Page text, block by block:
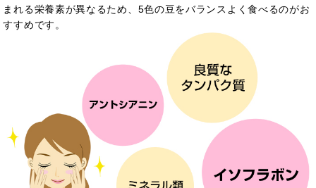
まれる栄養素が異なるため、5色の豆をバランスよく食べるのがお
すすめです。